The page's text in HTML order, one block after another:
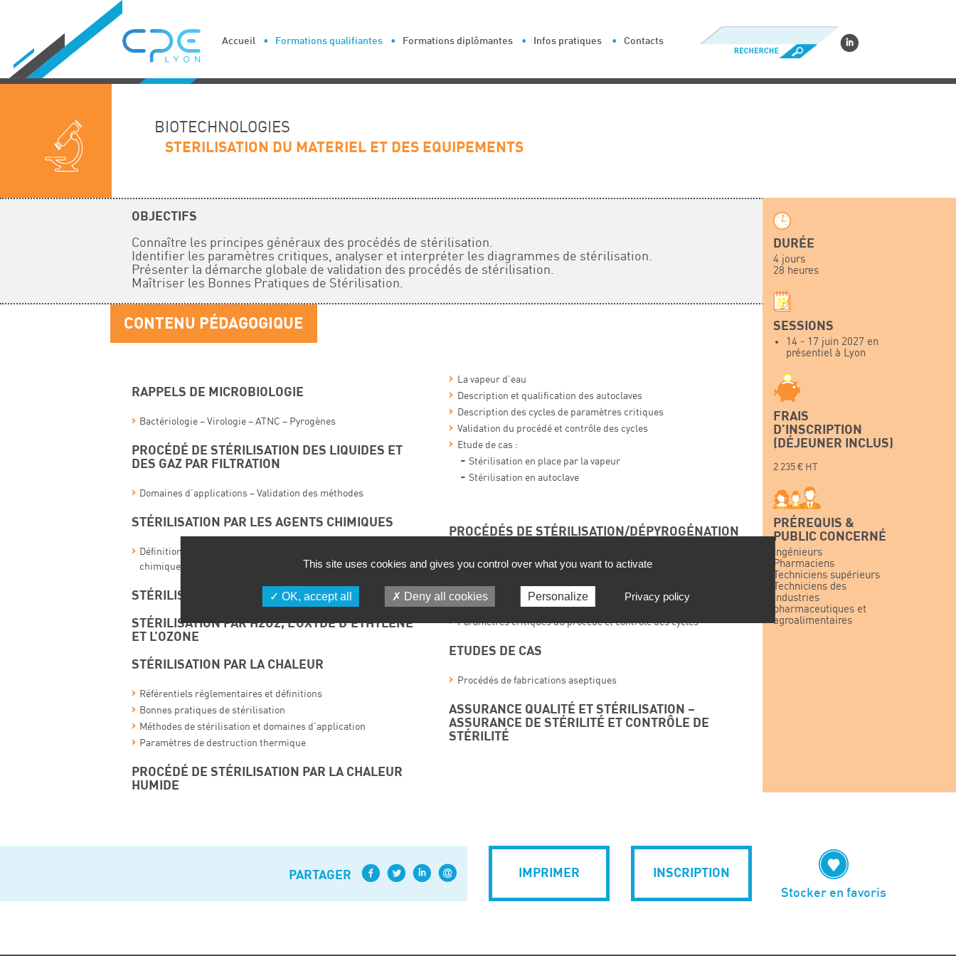
Accueil Formations qualifiantes Formations diplômantes Infos pratiques Contacts
BIOTECHNOLOGIES
STERILISATION DU MATERIEL ET DES EQUIPEMENTS
DURÉE
4 jours
28 heures
SESSIONS
14 - 17 juin 2027 en
présentiel à Lyon
FRAIS
D’INSCRIPTION
(DÉJEUNER INCLUS)
2 235 € HT
PRÉREQUIS &
PUBLIC CONCERNÉ
Ingénieurs
Pharmaciens
Techniciens supérieurs
Techniciens des
industries
pharmaceutiques et
agroalimentaires
OBJECTIFS
Connaître les principes généraux des procédés de stérilisation.
Identifier les paramètres critiques, analyser et interpréter les diagrammes de stérilisation.
Présenter la démarche globale de validation des procédés de stérilisation.
Maîtriser les Bonnes Pratiques de Stérilisation.
CONTENU PÉDAGOGIQUE
RAPPELS DE MICROBIOLOGIE
Bactériologie – Virologie – ATNC – Pyrogènes
PROCÉDÉ DE STÉRILISATION DES LIQUIDES ET
DES GAZ PAR FILTRATION
Domaines d’applications – Validation des méthodes
STÉRILISATION PAR LES AGENTS CHIMIQUES
Définitions – terminologie – réglementation – les agents
chimiques – les normes d’évaluation – les applications
STÉRILISATION PAR LES RADIATIONS
STÉRILISATION PAR H2O2, L’OXYDE D’ÉTHYLÈNE
ET L’OZONE
STÉRILISATION PAR LA CHALEUR
Référentiels réglementaires et définitions
Bonnes pratiques de stérilisation
Méthodes de stérilisation et domaines d’application
Paramètres de destruction thermique
PROCÉDÉ DE STÉRILISATION PAR LA CHALEUR
HUMIDE
La vapeur d’eau
Description et qualification des autoclaves
Description des cycles de paramètres critiques
Validation du procédé et contrôle des cycles
Etude de cas :
Stérilisation en place par la vapeur
Stérilisation en autoclave
PROCÉDÉS DE STÉRILISATION/DÉPYROGÉNATION
Description et validation des cycles de
stérilisation/dépyrogénation
Paramètres critiques du procédé et contrôle des cycles
ETUDES DE CAS
Procédés de fabrications aseptiques
ASSURANCE QUALITÉ ET STÉRILISATION –
ASSURANCE DE STÉRILITÉ ET CONTRÔLE DE
STÉRILITÉ
PARTAGER IMPRIMER
INSCRIPTION
Stocker en favoris
Cookies management panel
This site uses cookies and gives you control over what you want to activate
OK, accept all Deny all cookies Personalize Privacy policy